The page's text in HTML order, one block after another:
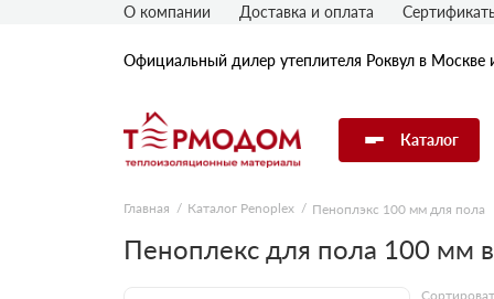
Официальный дилер утеплителя Роквул в Москве
Каталог
Утеплитель Rockwool
О компании Доставка и оплата
Главная Каталог Penoplex Пеноплэкс 100 мм для пола
Пеноплекс для пола 100 мм